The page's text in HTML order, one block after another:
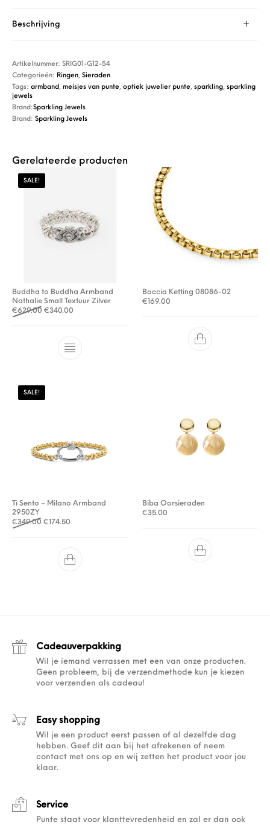
Beschrijving
Artikelnummer:SRIG01-G12-54
Categorieën: Ringen,Sieraden
Tags:armband, meisjes van punte,optiek juwelier punte,sparkling,sparkling
jewels
Brand:Sparkling Jewels
Brand:Sparkling Jewels
Gerelateerde producten
SALE!
Buddha to Buddha Armband
Nathalie Small Textuur Zilver
€629.00 Oorspronkelijke prijs was: €629.00.
€340.00
Boccia Ketting 08086-02
€169.00
SALE!
Ti Sento – Milano Armband
2950ZY
€349.00 Oorspronkelijke prijs was: €349.00.
€ 174.50
Biba Oorsieraden
€35.00
Cadeauverpakking
Wil je iemand verrassen met een van onze producten.
Geen probleem, bij de verzendmethode kun je kiezen
voor verzenden als cadeau!
Easy shopping
Wil je een product eerst passen of al dezelfde dag
hebben. Geef dit aan bij het afrekenen of neem
contact met ons op en wij zetten het product voor jou
klaar.
Service
Punte staat voor klanttevredenheid en zal er dan ook